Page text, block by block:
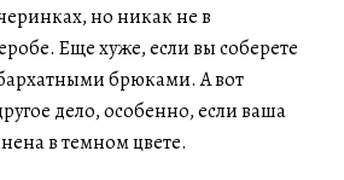
но никак не в
Еще хуже, если вы соберете
брюками. А вот
дело, особенно, если ваша
в темном цвете.